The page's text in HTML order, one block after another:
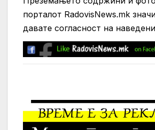
порталот RadovisNews.mk
давате согласност на